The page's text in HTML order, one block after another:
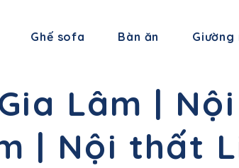
Ghế sofa Bàn ăn Giường
Lâm |
| Nội thất